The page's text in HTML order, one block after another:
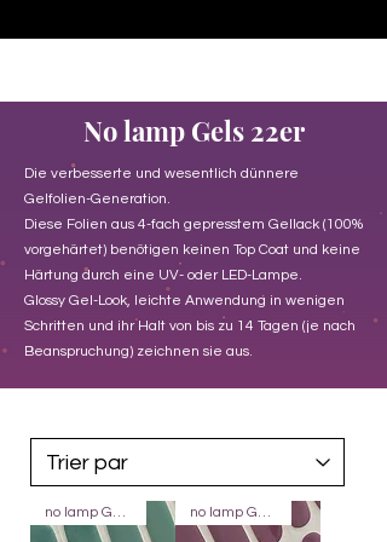
No lamp Gels 22er
Die verbesserte und wesentlich dünnere
Gelfolien-Generation.
Diese Folien aus 4-fach gepresstem Gellack (100%
vorgehärtet) benötigen keinen Top Coat und keine
Härtung durch eine UV- oder LED-Lampe.
Glossy Gel-Look, leichte Anwendung in wenigen
Schritten und ihr Halt von bis zu 14 Tagen (je nach
Beanspruchung) zeichnen sie aus.
no lamp Gels 22 no lamp Gels 22